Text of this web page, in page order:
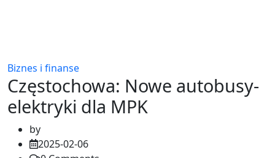
Biznes i finanse
Częstochowa: Nowe autobusy-
elektryki dla MPK
by
2025-02-06